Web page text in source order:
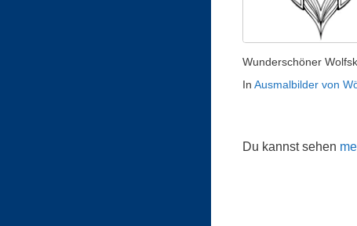
Wunderschöner
In Ausmalbilder von
Du kannst sehen